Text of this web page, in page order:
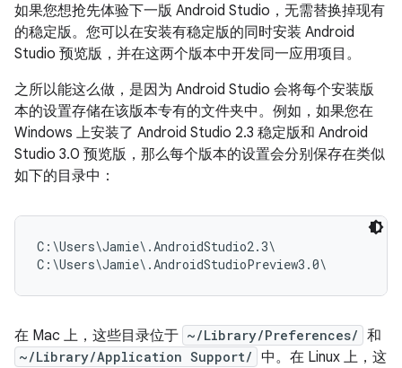
如果您想抢先体验下一版 Android Studio，无需替换掉现有
的稳定版。您可以在安装有稳定版的同时安装 Android
Studio 预览版，并在这两个版本中开发同一应用项目。
之所以能这么做，是因为 Android Studio 会将每个安装版
本的设置存储在该版本专有的文件夹中。例如，如果您在
Windows 上安装了 Android Studio 2.3 稳定版和 Android
Studio 3.0 预览版，那么每个版本的设置会分别保存在类似
如下的目录中：
C:\Users\Jamie\.AndroidStudio2.3\
在 Mac 上，这些目录位于 ~/Library/Preferences/ 和
~/Library/Application Support/ 中。在 Linux 上，这